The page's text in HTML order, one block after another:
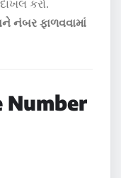
કરો.
નંબર ફાળવવામાં
Number